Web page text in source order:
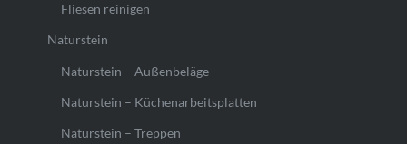
Fliesen reinigen
Naturstein
Naturstein – Außenbeläge
Naturstein – Küchenarbeitsplatten
Naturstein – Treppen